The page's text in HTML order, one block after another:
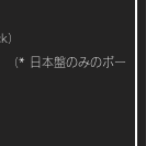
* 日本盤のみのボー